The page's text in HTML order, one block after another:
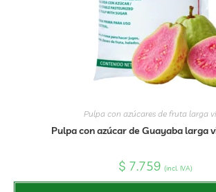
Pulpa con azúcares de fruta larga
Pulpa con azúcar de Guayaba larga
$ 7.759 (incl. IVA)